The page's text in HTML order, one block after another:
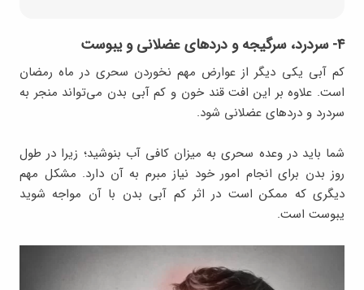
۴- سردرد، سرگیجه و دردهای عضلانی و یبوست
کم‌ آبی یکی دیگر از عوارض مهم نخوردن سحری در ماه رمضان
است. علاوه بر این افت قند خون و کم‌ آبی بدن می‌تواند منجر به
سردرد و دردهای عضلانی شود.
شما باید در وعده سحری به میزان کافی آب بنوشید؛ زیرا در طول
روز بدن برای انجام امور خود نیاز مبرم به آن دارد. مشکل مهم
دیگری که ممکن است در اثر کم‌ آبی بدن با آن مواجه شوید
یبوست است.